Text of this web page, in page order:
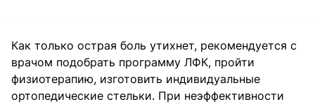
Как только острая боль утихнет, рекомендуется с
врачом подобрать программу ЛФК, пройти
физиотерапию, изготовить индивидуальные
ортопедические стельки. При неэффективности